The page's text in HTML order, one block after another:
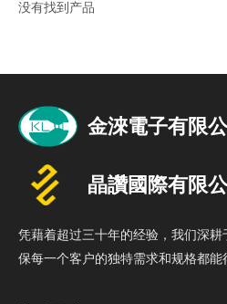
没有找到产品
凭藉着超过三十年的经验，我们深
保每一个客户的独特需求和规格都能